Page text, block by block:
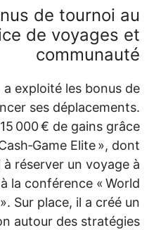
Bonus de tournoi
de voyages
a exploité les bonus
financer ses
15 000 € de gains
« Cash‑Game Elite »,
servi à réserver un
à la conférence «
». Sur place, il a créé
autour des